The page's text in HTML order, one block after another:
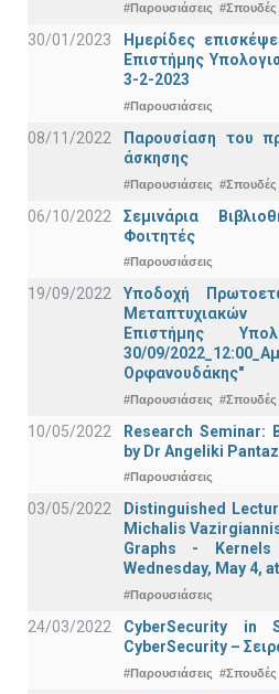
#Παρουσιάσεις #Σπουδές
30/01/2023
Ημερίδες
Επιστήμης
3-2-2023
#Παρουσιάσεις
08/11/2022
Παρουσίαση του
άσκησης
#Παρουσιάσεις #Σπουδές
06/10/2022
Σεμινάρια
Φοιτητές
#Παρουσιάσεις
19/09/2022
Υποδοχή
Επιστήμης
30/09/
Ορφανουδάκης"
#Παρουσιάσεις #Σπουδές
10/05/2022
Research Seminar:
by Dr Angeliki
#Παρουσιάσεις
03/05/2022
Distinguished
Michalis
Graphs -
Wednesday, May 4,
#Παρουσιάσεις
24/03/2022
CyberSecurity in
CyberSecurity –
#Παρουσιάσεις #Σπουδές